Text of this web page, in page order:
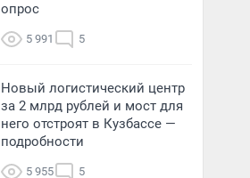
опрос
5 991 5
Новый логистический центр
за 2 млрд рублей и мост для
него отстроят в Кузбассе —
подробности
5 955 5